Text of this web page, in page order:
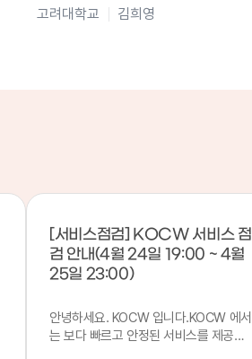
고려대학교 김희영
[서비스점검] KOCW 서비스 점
검 안내(4월 24일 19:00 ~ 4월
25일 23:00)
안녕하세요. KOCW 입니다.KOCW 에서
는 보다 빠르고 안정된 서비스를 제공하